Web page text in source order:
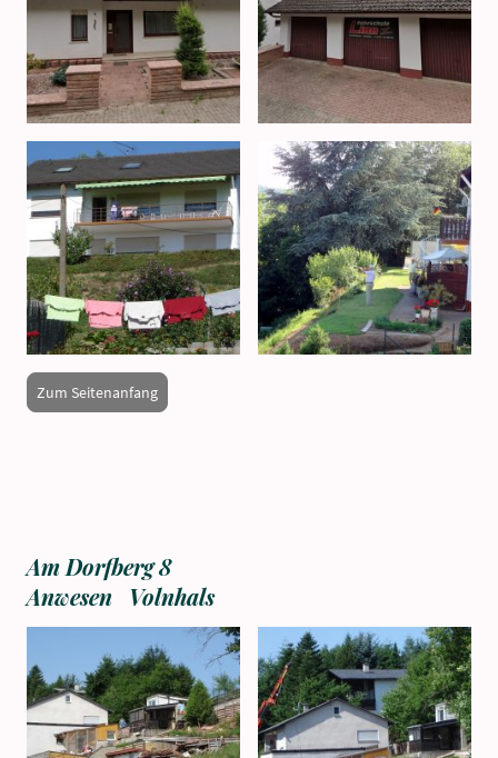
Zum Seitenanfang
Am Dorfberg 8
Anwesen Volnhals